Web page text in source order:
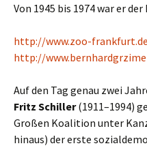
Von 1945 bis 1974 war er
http://www.zoo-
http://
Auf den Tag genau zwei
Fritz Schiller(1911–1994)
Großen Koalition unter
hinaus) der erste